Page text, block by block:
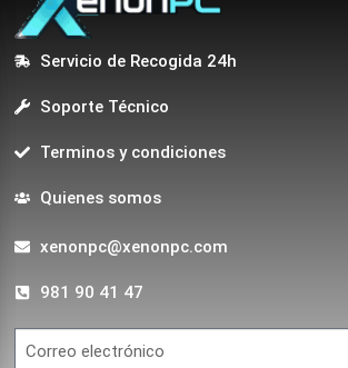
Servicio de Recogida 24h
Soporte Técnico
Terminos y condiciones
Quienes somos
xenonpc@xenonpc.com
981 90 41 47